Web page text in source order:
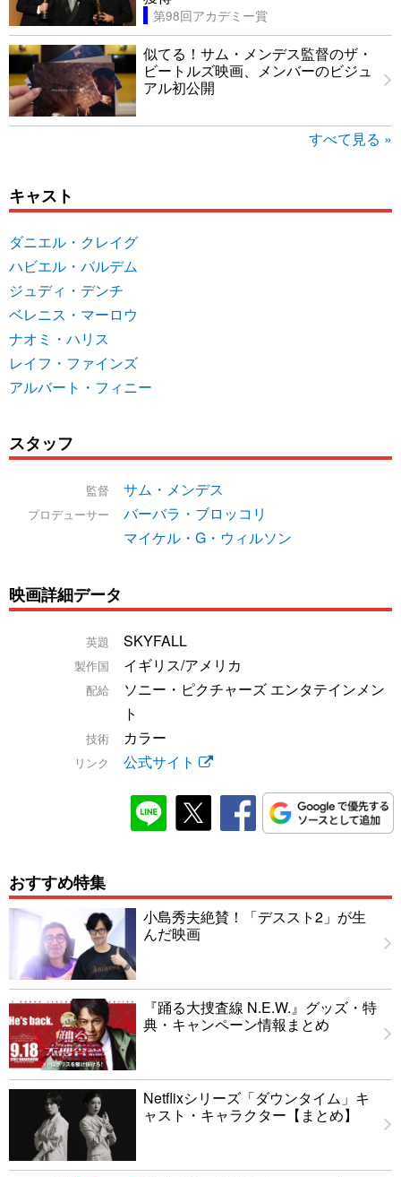
第98回アカデミー賞
似てる！サム・メンデス監督のザ・
ビートルズ映画、メンバーのビジュ
アル初公開
すべて見る »
キャスト
ダニエル・クレイグ
ハビエル・バルデム
ジュディ・デンチ
ベレニス・マーロウ
ナオミ・ハリス
レイフ・ファインズ
アルバート・フィニー
スタッフ
監督 サム・メンデス
プロデューサー
バーバラ・ブロッコリ
マイケル・G・ウィルソン
映画詳細データ
英題 SKYFALL
製作国 イギリス/アメリカ
配給
ソニー・ピクチャーズ エンタテインメン
ト
技術 カラー
リンク 公式サイト
おすすめ特集
小島秀夫絶賛！「デススト2」が生
んだ映画
『踊る大捜査線 N.E.W.』グッズ・特
典・キャンペーン情報まとめ
Netflixシリーズ「ダウンタイム」キ
ャスト・キャラクター【まとめ】